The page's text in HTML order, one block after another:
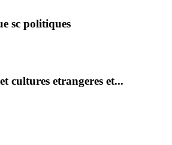
sc politiques
cultures etrangeres et...